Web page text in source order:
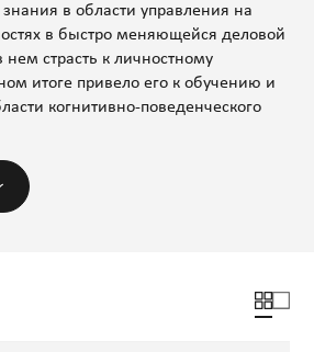
в области управления на
в быстро меняющейся деловой
нем страсть к личностному
итоге привело его к обучению и
когнитивно-поведенческого